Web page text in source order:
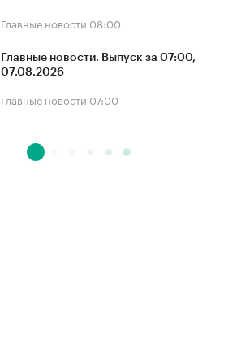
Главные новости 08:00
Главные новости. Выпуск за 07:00,
07.08.2026
Главные новости 07:00